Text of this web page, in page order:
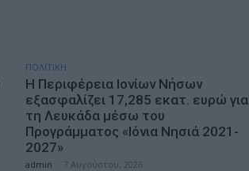
ΠΟΛΙΤΙΚΗ
Η Περιφέρεια Ιονίων Νήσων
εξασφαλίζει 17,285 εκατ. ευρώ για
τη Λευκάδα μέσω του
Προγράμματος «Ιόνια Νησιά 2021-
2027»
admin 7 Αυγούστου, 2026